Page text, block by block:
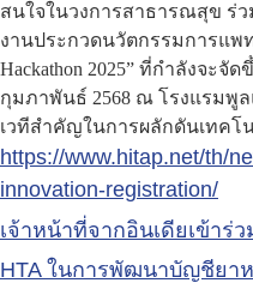
สนใจในวงการสาธารณสุข ร่
งานประกวดนวัตกรรมการแพท
Hackathon 2025” ที่กำลังจะจั
กุมภาพันธ์ 2568 ณ โรงแรมพูล
เวทีสำคัญในการผลักดันเทคโ
https://www.hitap.net/th/
innovation-registration/
เจ้าหน้าที่จากอินเดียเข้าร่
HTA ในการพัฒนาบัญชีย